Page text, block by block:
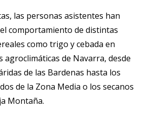
las personas asistentes han
comportamiento de distintas
como trigo y cebada en
agroclimáticas de Navarra, desde
de las Bardenas hasta los
de la Zona Media o los secanos
Montaña.